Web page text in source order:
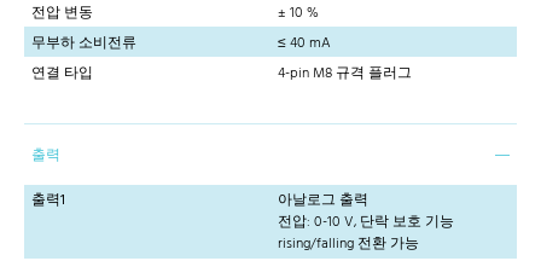
전압 변동
± 10 %
무부하 소비전류
≤ 40 mA
연결 타입
4-pin M8 규격 플러그
출력
출력1
아날로그 출력
전압: 0-10 V, 단락 보호 기능
rising/falling 전환 가능